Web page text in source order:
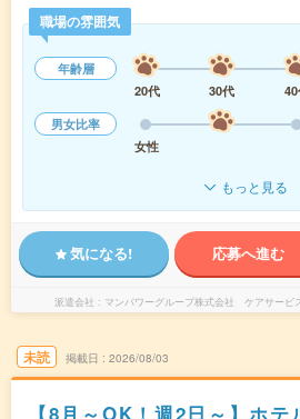
職場の雰囲気
年齢層
20代
30代
男女比率
女性
もっと見る
気になる! 応募へ進む
派遣会社 マンパワーグループ株式会社 ケアサービ
未読 掲載日 2026/08/03